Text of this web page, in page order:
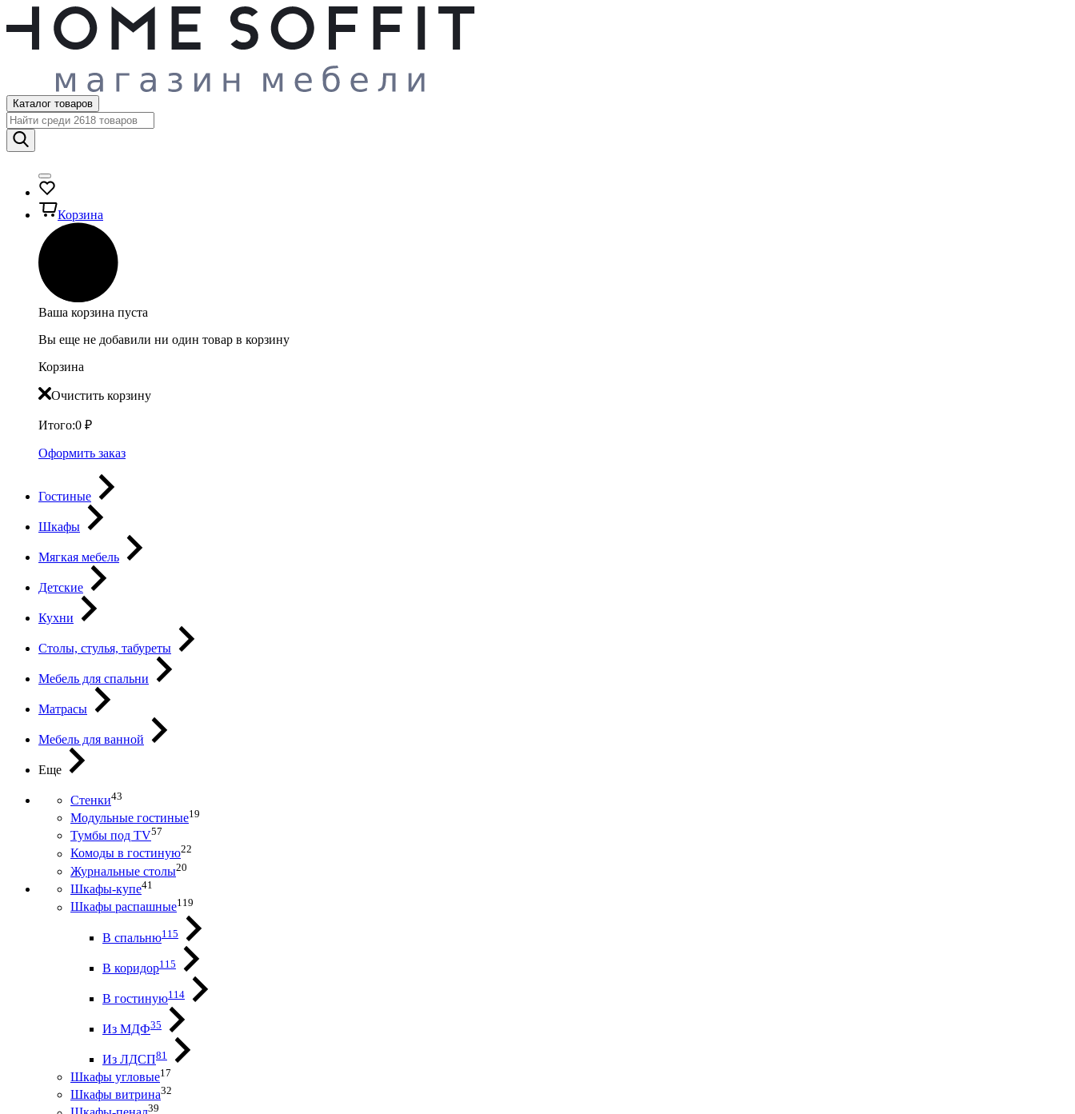
Каталог товаров
Корзина
Ваша корзина пуста
Вы еще не добавили ни один товар в корзину
Корзина
Очистить корзину
Итого:0 ₽
Оформить заказ
Гостиные
Шкафы
Мягкая мебель
Детские
Кухни
Столы, стулья, табуреты
Мебель для спальни
Матрасы
Мебель для ванной
Еще
Стенки43
Модульные гостиные19
Тумбы под ТV57
Комоды в гостиную22
Журнальные столы20
Шкафы-купе41
Шкафы распашные119
В спальню115
В коридор115
В гостиную114
Из МДФ35
Из ЛДСП81
Шкафы угловые17
Шкафы витрина32
39